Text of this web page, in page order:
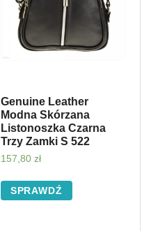
Genuine Leather
Modna Skórzana
Listonoszka Czarna
Trzy Zamki S 522
157,80 zł
SPRAWDŹ